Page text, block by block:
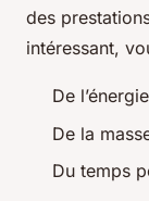
des
intéressant,
De
De la
Du temps